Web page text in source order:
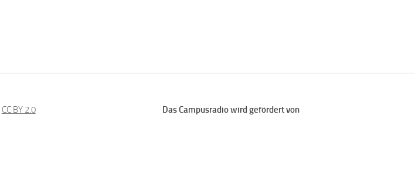
CC BY 2.0 Das Campusradio wird gefördert von